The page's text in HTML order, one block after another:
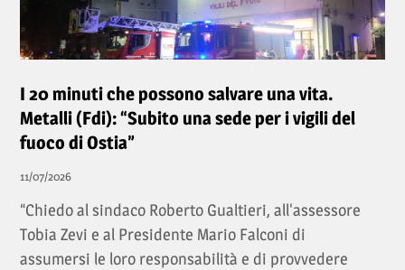
I 20 minuti che possono salvare una vita.
Metalli (Fdi): “Subito una sede per i vigili del
fuoco di Ostia”
11/07/2026
“Chiedo al sindaco Roberto Gualtieri, all'assessore
Tobia Zevi e al Presidente Mario Falconi di
assumersi le loro responsabilità e di provvedere